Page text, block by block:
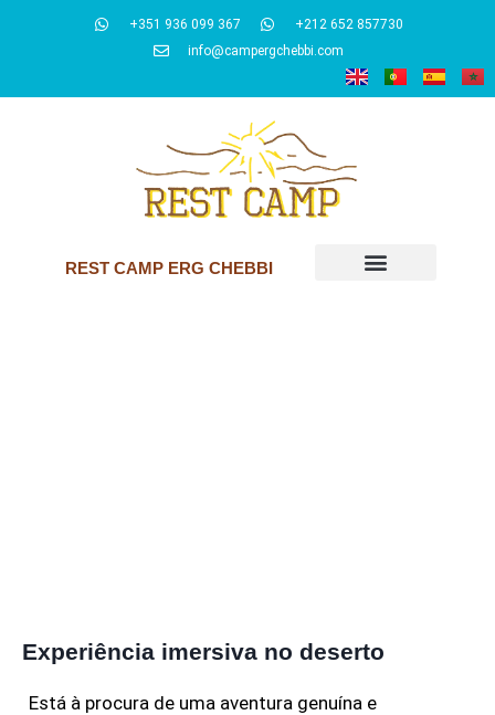
+351 936 099 367
+212 652 857730
info@campergchebbi.com
REST CAMP ERG CHEBBI
Experiência imersiva no deserto
Está à procura de uma aventura genuína e